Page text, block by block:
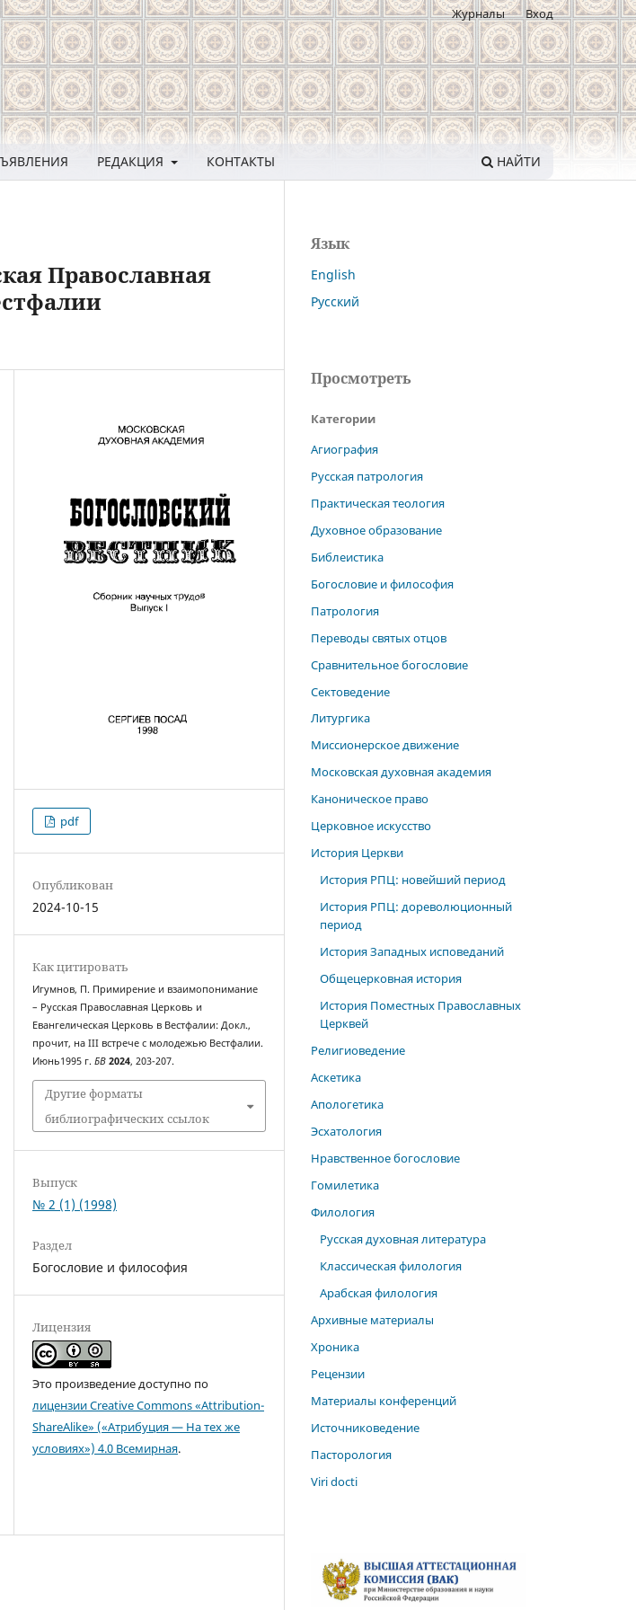
РЕДАКЦИЯ КОНТАКТЫ НАЙТИ
Журналы Вход
Православная
pdf
Опубликован
2024-10-15
Как цитировать
Игумнов, П. Примирение и взаимопонимание
– Русская Православная Церковь и
Евангелическая Церковь в Вестфалии: Докл.,
прочит, на III встрече с молодежью Вестфалии.
Июнь1995 г.БВ 2024, 203-207.
Другие форматы
библиографических ссылок
Выпуск
№ 2 (1) (1998)
Раздел
Богословие и философия
Лицензия
Это произведение доступно по
лицензии Creative Commons «Attribution-
ShareAlike» («Атрибуция — На тех же
условиях») 4.0 Всемирная.
Язык
English
Русский
Просмотреть
Категории
Агиография
Русская патрология
Практическая теология
Духовное образование
Библеистика
Богословие и философия
Патрология
Переводы святых отцов
Сравнительное богословие
Сектоведение
Литургика
Миссионерское движение
Московская духовная академия
Каноническое право
Церковное искусство
История Церкви
История РПЦ: новейший период
История РПЦ: дореволюционный
период
История Западных исповеданий
Общецерковная история
История Поместных Православных
Церквей
Религиоведение
Аскетика
Апологетика
Эсхатология
Нравственное богословие
Гомилетика
Филология
Русская духовная литература
Классическая филология
Арабская филология
Архивные материалы
Хроника
Рецензии
Материалы конференций
Источниковедение
Пасторология
Viri docti